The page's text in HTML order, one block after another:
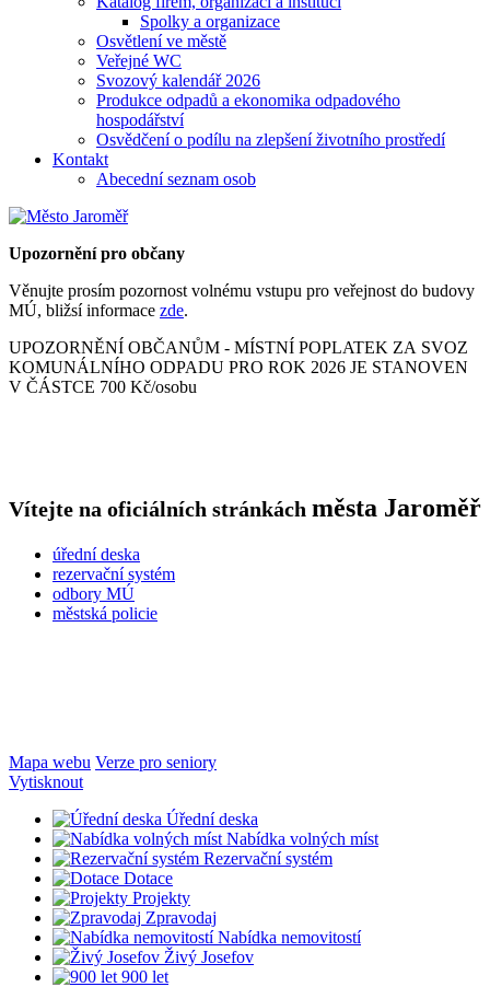
Spolky a organizace
Osvětlení ve městě
Veřejné WC
Svozový kalendář 2026
Produkce odpadů a ekonomika odpadového
hospodářství
Osvědčení o podílu na zlepšení životního prostředí
Kontakt
Abecední seznam osob
Upozornění pro občany
Věnujte prosím pozornost volnému vstupu pro veřejnost do budovy
MÚ, bližsí informace zde.
UPOZORNĚNÍ OBČANŮM - MÍSTNÍ POPLATEK ZA SVOZ
KOMUNÁLNÍHO ODPADU PRO ROK 2026 JE STANOVEN
V ČÁSTCE 700 Kč/osobu
Vítejte na oficiálních stránkách města Jaroměř
úřední deska
rezervační systém
odbory MÚ
městská policie
Mapa webu Verze pro seniory
Vytisknout
Úřední deska
Nabídka volných míst
Rezervační systém
Dotace
Projekty
Zpravodaj
Nabídka nemovitostí
Živý Josefov
900 let